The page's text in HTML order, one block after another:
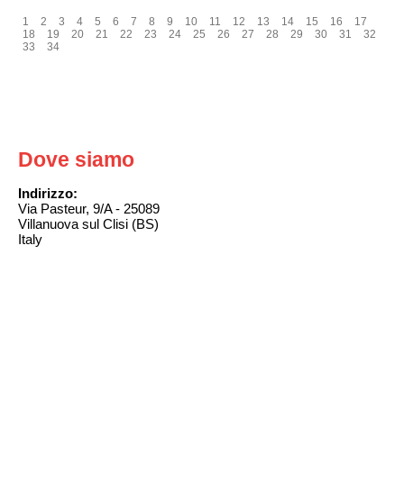
1 2 3 4 5 6 7 8 9 10 11 12 13 14 15 16
17
18
19 20 21 22 23 24 25 26 27 28 29 30 31
32
33
34
Dove siamo
Indirizzo:
Via Pasteur, 9/A - 25089
Villanuova sul Clisi (BS)
Italy